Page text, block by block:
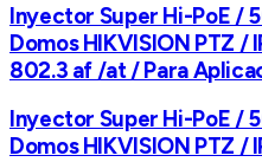
Inyector Super Hi-PoE /
Domos HIKVISION PTZ /
802.3 af /at / Para
Inyector Super Hi-PoE /
Domos HIKVISION PTZ /